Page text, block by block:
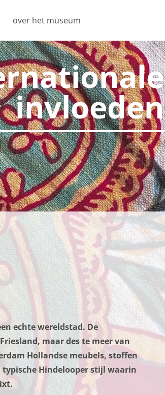
over het museum
invloeden
echte wereldstad. De
maar des te meer van
Hollandse meubels, stoffen
typische Hindelooper stijl waarin